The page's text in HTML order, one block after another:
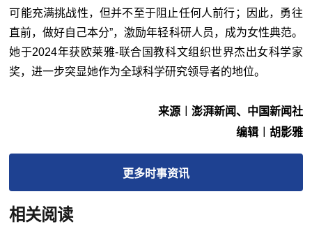
可能充满挑战性，但并不至于阻止任何人前行；因此，勇往
直前，做好自己本分”，激励年轻科研人员，成为女性典范。
她于2024年获欧莱雅-联合国教科文组织世界杰出女科学家
奖，进一步突显她作为全球科学研究领导者的地位。
来源︱澎湃新闻、中国新闻社
编辑︱胡影雅
更多时事资讯
相关阅读